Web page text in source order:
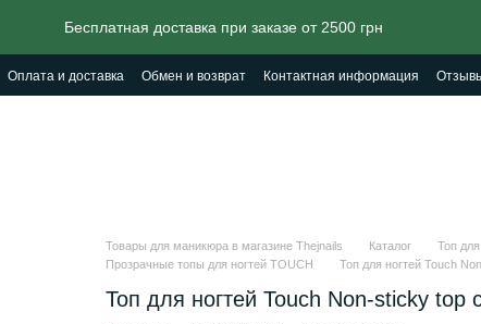
Бесплатная доставка при заказе от 2500 грн
Оплата и доставка Обмен и возврат Контактная информация
Товары для маникюра в магазине Thejnails Каталог Топ для
Прозрачные топы для ногтей TOUCH
Топ для ногтей Touch
Топ для ногтей Touch Non-sticky top